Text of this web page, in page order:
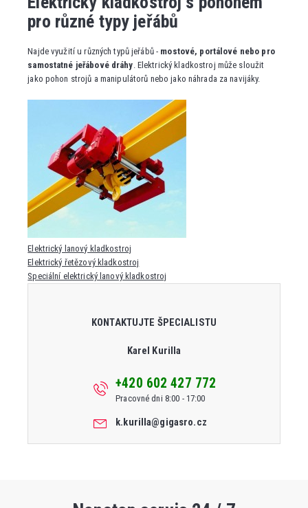
pro různé typy jeřábů
Najde využití u různých typů jeřábů - mostové, portálové nebo pro
samostatné jeřábové dráhy . Elektrický kladkostroj může sloužit
jako pohon strojů a manipulátorů nebo jako náhrada za navijáky.
Elektrický lanový kladkostroj
Elektrický řetězový kladkostroj
Speciální elektrický lanový kladkostroj
KONTAKTUJTE ŠPECIALISTU
Karel Kurilla
+420 602 427 772
Pracovné dni 8:00 - 17:00
k.kurilla@gigasro.cz